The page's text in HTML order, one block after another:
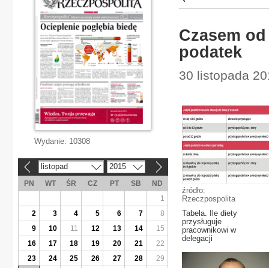
Czasem
podatek
30 listopada
źródło:
Rzeczpospolita
Tabela. Ile diety
przysługuje
pracownikowi w
delegacji
Wydanie: 10308
listopad 2015
PN WT ŚR CZ PT SB
ND
1
2
3 4 5 6 7
8
9
10 11 12 13 14
15
16
17 18 19 20 21
22
23
24 25 26 27 28
29